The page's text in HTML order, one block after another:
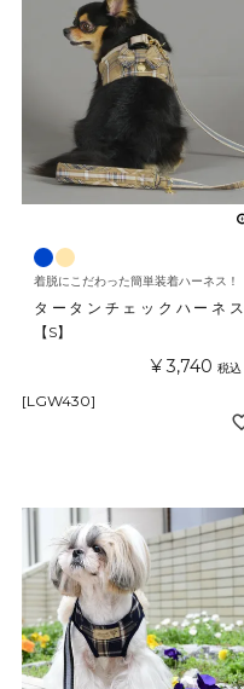
着脱にこだわった簡単装着ハーネス！
タータンチェックハーネス
【S】
¥ 3,740 税込
[LGW430]